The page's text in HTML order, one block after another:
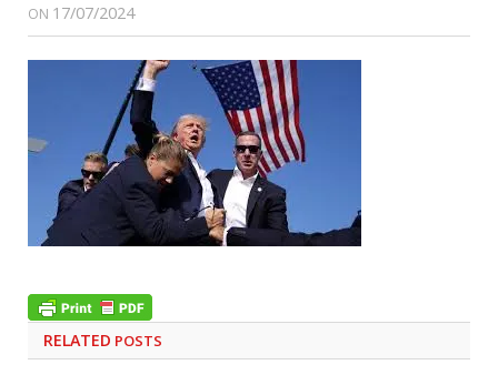
ON 17/07/2024
RELATED POSTS